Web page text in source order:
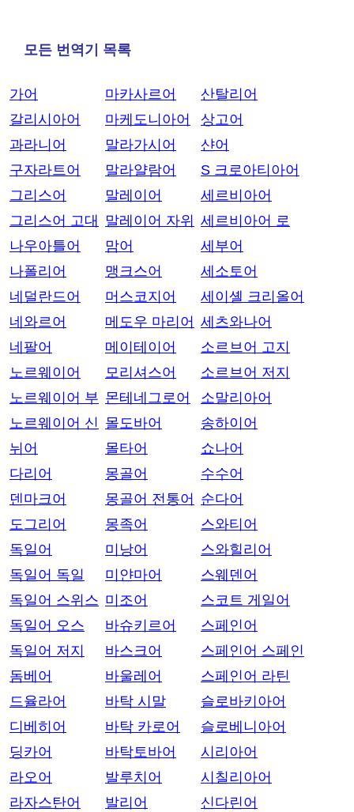
모든 번역기 목록
가어
갈리시아어
과라니어
구자라트어
그리스어
그리스어 고대
나우아틀어
나폴리어
네덜란드어
네와르어
네팔어
노르웨이어
노르웨이어 부
노르웨이어 신
뉘어
다리어
덴마크어
도그리어
독일어
독일어 독일
독일어 스위스
독일어 오스
독일어 저지
돔베어
드율라어
디베히어
딩카어
라오어
라자스탄어
마카사르어
마케도니아어
말라가시어
말라얄람어
말레이어
말레이어 자위
맘어
맹크스어
머스코지어
메도우 마리어
메이테이어
모리셔스어
몬테네그로어
몰도바어
몰타어
몽골어
몽골어 전통어
몽족어
미낭어
미얀마어
미조어
바슈키르어
바스크어
바울레어
바탁 시말
바탁 카로어
바탁토바어
발루치어
발리어
산탈리어
상고어
샨어
S 크로아티아어
세르비아어
세르비아어 로
세부어
세소토어
세이셸 크리올어
세츠와나어
소르브어 고지
소르브어 저지
소말리아어
송하이어
쇼나어
수수어
순다어
스와티어
스와힐리어
스웨덴어
스코트 게일어
스페인어
스페인어 스페인
스페인어 라틴
슬로바키아어
슬로베니아어
시리아어
시칠리아어
신다린어